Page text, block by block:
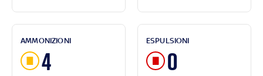
AMMONIZIONI
4
ESPULSIONI
0